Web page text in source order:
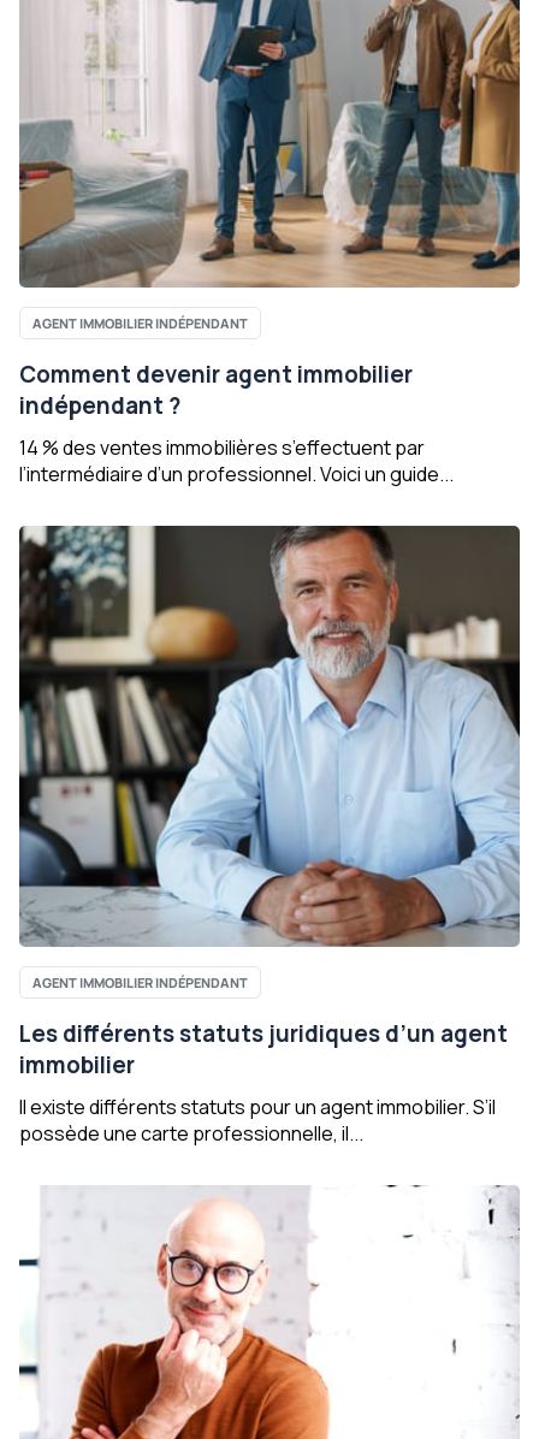
AGENT IMMOBILIER INDÉPENDANT
Comment devenir agent immobilier
indépendant ?
14 % des ventes immobilières s’effectuent par
l’intermédiaire d’un professionnel. Voici un guide...
AGENT IMMOBILIER INDÉPENDANT
Les différents statuts juridiques d’un agent
immobilier
Il existe différents statuts pour un agent immobilier. S’il
possède une carte professionnelle, il...